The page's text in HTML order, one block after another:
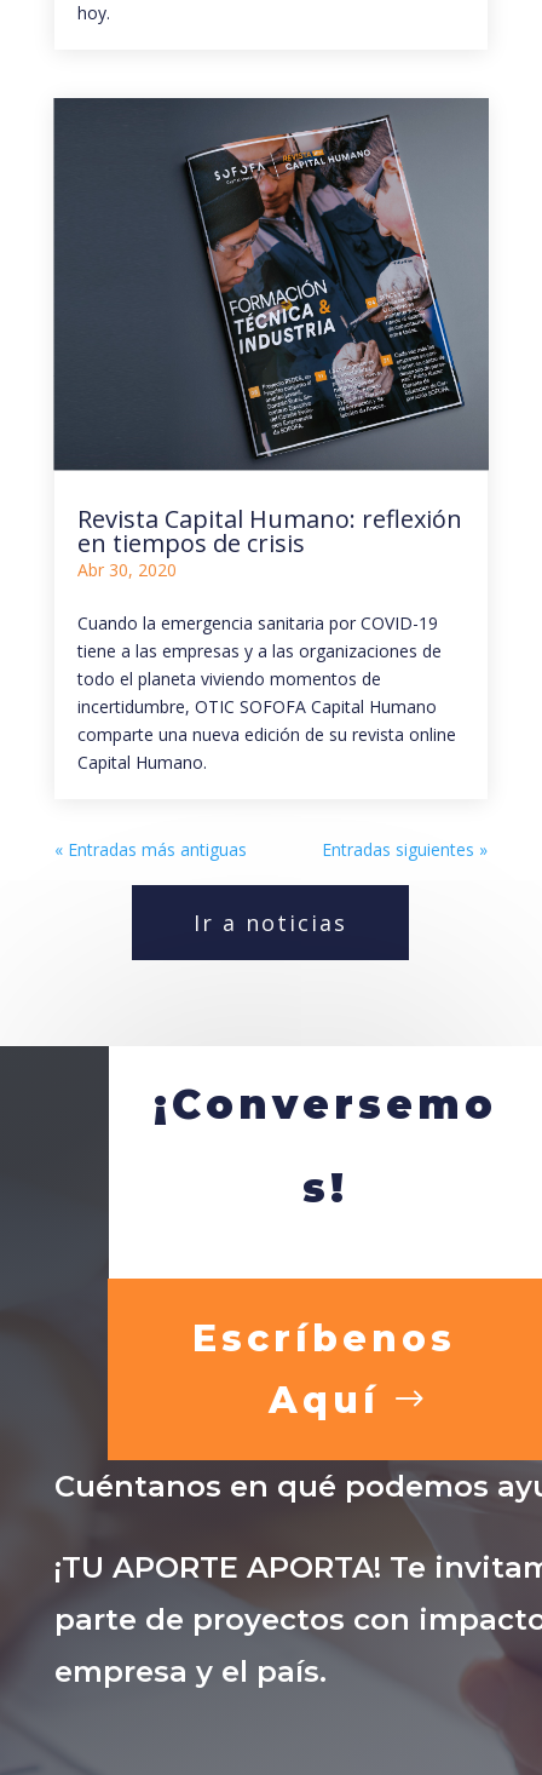
hoy.
Revista Capital Humano: reflexión
en tiempos de crisis
Abr 30, 2020
Cuando la emergencia sanitaria por COVID-19
tiene a las empresas y a las organizaciones de
todo el planeta viviendo momentos de
incertidumbre, OTIC SOFOFA Capital Humano
comparte una nueva edición de su revista online
Capital Humano.
« Entradas más antiguas Entradas siguientes »
Ir a noticias
¡Conversemo
s!
Escríbenos
Aquí
Cuéntanos en qué podemos
¡TU APORTE APORTA! Te
parte de proyectos con
empresa y el país.